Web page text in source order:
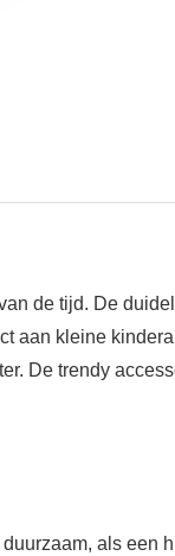
de tijd. De
aan kleine
De trendy
als een